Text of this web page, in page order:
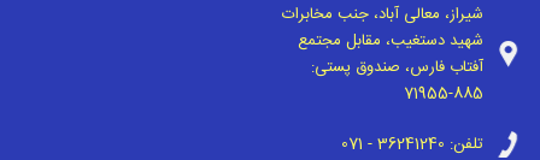
شیراز، معالی آباد، جنب مخابرات
شهید دستغیب، مقابل مجتمع
آفتاب فارس، صندوق پستی:
71955-885
تلفن: 071 - 36241240